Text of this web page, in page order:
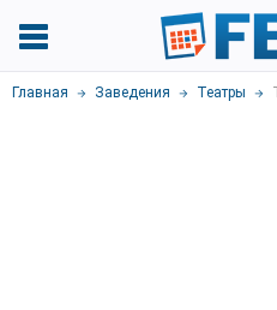
Главная Заведения Театры